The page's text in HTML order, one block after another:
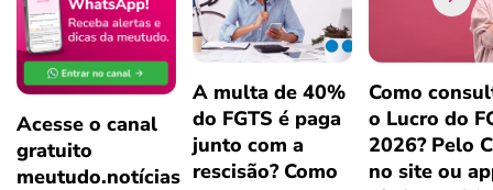
Acesse o canal
gratuito
meutudo.notícias
A multa de 40%
do FGTS é paga
junto com a
rescisão? Como
Como
o Lucro do
2026? Pelo
no site ou